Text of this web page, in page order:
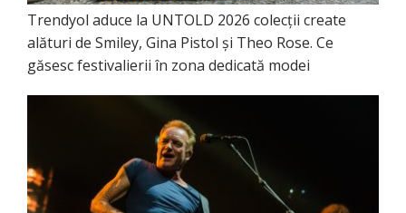
Trendyol aduce la UNTOLD 2026 colecții create
alături de Smiley, Gina Pistol și Theo Rose. Ce
găsesc festivalierii în zona dedicată modei